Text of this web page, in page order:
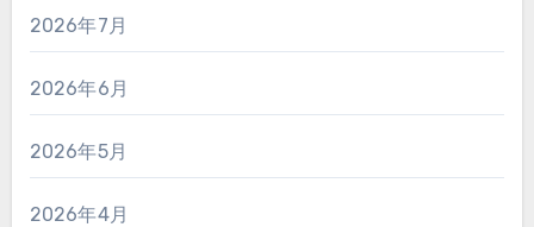
2026年7月
2026年6月
2026年5月
2026年4月